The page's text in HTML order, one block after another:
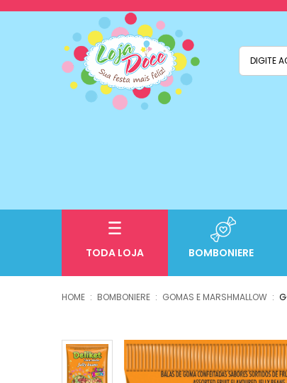
TODA LOJA BOMBONIERE
BOMBONIERE GOMAS E MARSHMALLOW